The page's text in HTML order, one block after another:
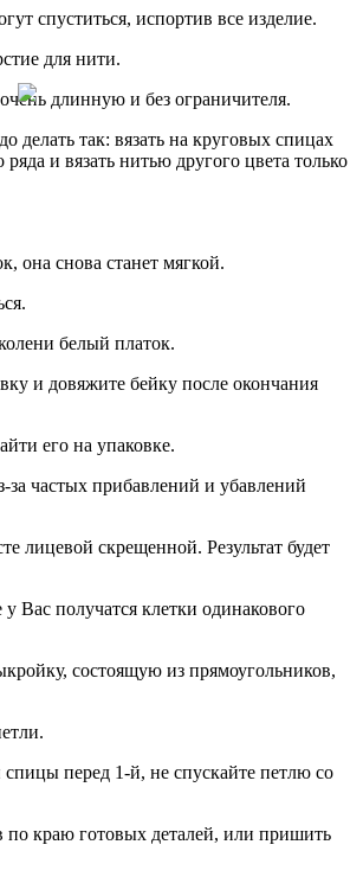
спуститься, испортив все изделие.
для нити.
длинную и без ограничителя.
делать так: вязать на круговых спицах
и вязать нитью другого цвета только
она снова станет мягкой.
белый платок.
и довяжите бейку после окончания
его на упаковке.
частых прибавлений и убавлений
лицевой скрещенной. Результат будет
Вас получатся клетки одинакового
состоящую из прямоугольников,
перед 1-й, не спускайте петлю со
по краю готовых деталей, или пришить